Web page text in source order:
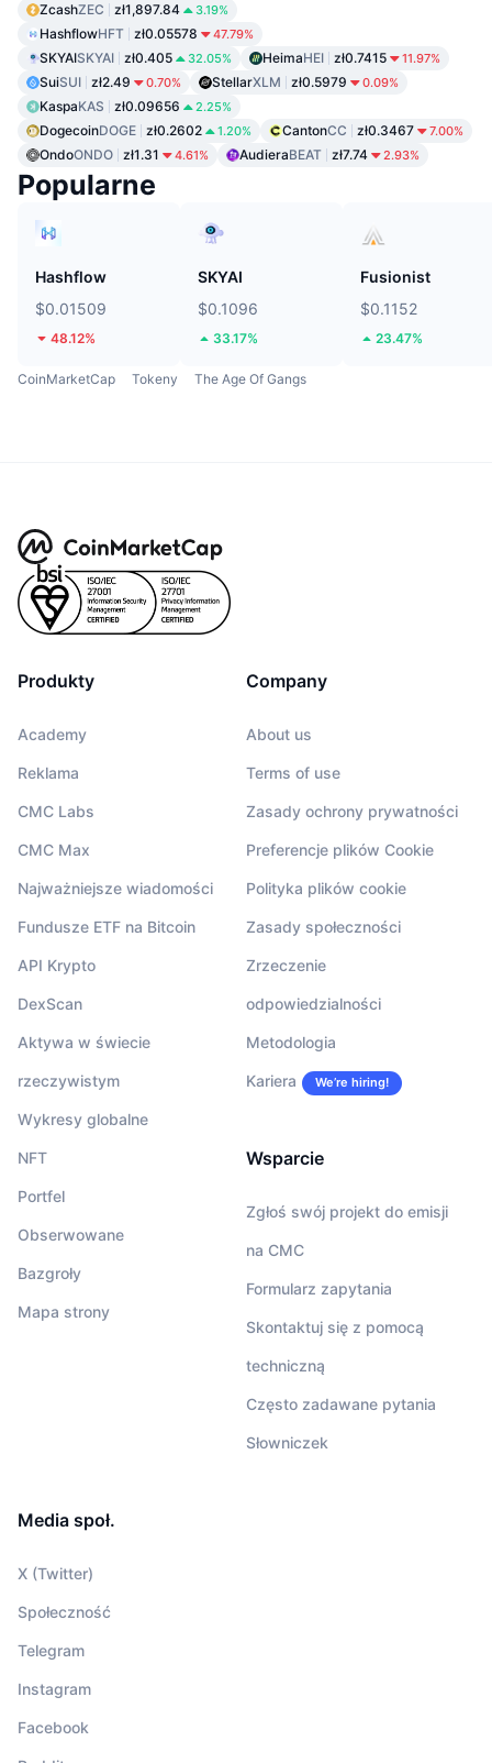
ZcashZEC zł1,897.84 3.19%
HashflowHFT zł0.05578 47.79%
SKYAISKYAI zł0.405 32.05% HeimaHEI zł0.7415 11.97%
SuiSUI zł2.49 0.70% StellarXLM zł0.5979 0.09%
KaspaKAS zł0.09656 2.25%
DogecoinDOGE zł0.2602 1.20% CantonCC zł0.3467 7.00%
OndoONDO zł1.31 4.61% AudieraBEAT zł7.74 2.93%
Popularne
Hashflow
$0.01509
48.12%
SKYAI
$0.1096
33.17%
Fusionist
$0.1152
23.47%
CoinMarketCap Tokeny The Age Of Gangs
Produkty
Academy
Reklama
CMC Labs
CMC Max
Najważniejsze wiadomości
Fundusze ETF na Bitcoin
API Krypto
DexScan
Aktywa w świecie
rzeczywistym
Wykresy globalne
NFT
Portfel
Obserwowane
Bazgroły
Mapa strony
Company
About us
Terms of use
Zasady ochrony prywatności
Preferencje plików Cookie
Polityka plików cookie
Zasady społeczności
Zrzeczenie
odpowiedzialności
Metodologia
Kariera We’re hiring!
Wsparcie
Zgłoś swój projekt do emisji
na CMC
Formularz zapytania
Skontaktuj się z pomocą
techniczną
Często zadawane pytania
Słowniczek
Media społ.
X (Twitter)
Społeczność
Telegram
Instagram
Facebook